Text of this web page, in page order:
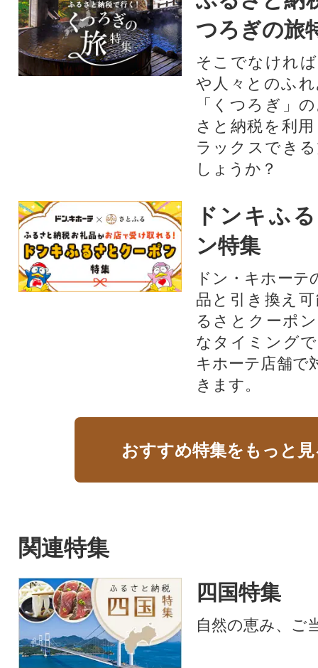
つろぎの旅
そこでなけれ
や人々とのふ
「くつろぎ」
さと納税を利
ラックスでき
しょうか？
ドンキふ
ン特集
ドン・キホーテ
品と引き換え
るさとクーポ
なタイミング
キホーテ店舗で
きます。
おすすめ特集をもっと
関連特集
四国特集
自然の恵み、ご